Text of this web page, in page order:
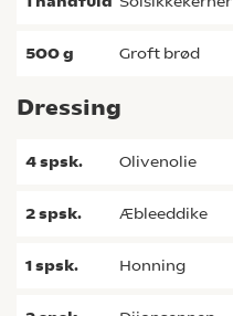
500g Groft brød
Dressing
4spsk. olivenolie
2spsk. æbleeddike
1spsk. honning